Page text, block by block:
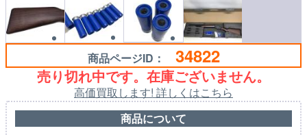
商品ページID： 34822
売り切れ中です。在庫ございません。
高価買取します! 詳しくはこちら
商品について